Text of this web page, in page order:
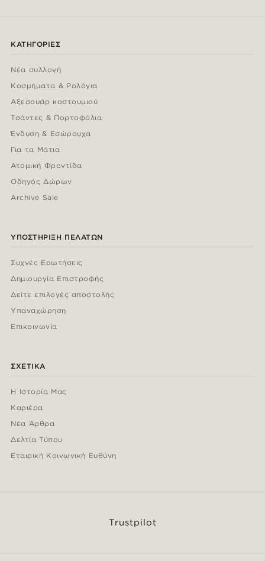
ΚΑΤΗΓΟΡΊΕΣ
Νέα συλλογή
Κοσμήματα & Ρολόγια
Αξεσουάρ κοστουμιού
Τσάντες & Πορτοφόλια
Ένδυση & Εσώρουχα
Για τα Μάτια
Ατομική Φροντίδα
Οδηγός Δώρων
Archive Sale
ΥΠΟΣΤΉΡΙΞΗ ΠΕΛΑΤΏΝ
Συχνές Ερωτήσεις
Δημιουργία Επιστροφής
Δείτε επιλογές αποστολής
Υπαναχώρηση
Επικοινωνία
ΣΧΕΤΙΚΆ
Η Ιστορία Μας
Καριέρα
Νέα Άρθρα
Δελτία Τύπου
Εταιρική Κοινωνική Ευθύνη
Trustpilot